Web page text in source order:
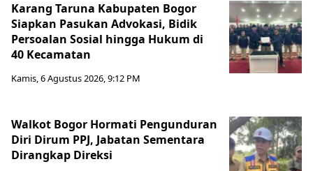
Karang Taruna Kabupaten Bogor
Siapkan Pasukan Advokasi, Bidik
Persoalan Sosial hingga Hukum di
40 Kecamatan
Kamis, 6 Agustus 2026, 9:12 PM
Walkot Bogor Hormati Pengunduran
Diri Dirum PPJ, Jabatan Sementara
Dirangkap Direksi